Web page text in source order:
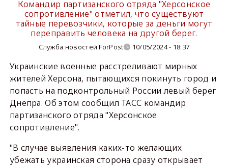
Командир партизанского отряда "Херсонское
сопротивление" отметил, что существуют
тайные перевозчики, которые за деньги могут
переправить человека на другой берег.
Служба новостей ForPost 10/05/2024 - 18:37
Украинские военные расстреливают мирных
жителей Херсона, пытающихся покинуть город и
попасть на подконтрольный России левый берег
Днепра. Об этом сообщил ТАСС командир
партизанского отряда "Херсонское
сопротивление".
"В случае выявления каких-то желающих
убежать украинская сторона сразу открывает